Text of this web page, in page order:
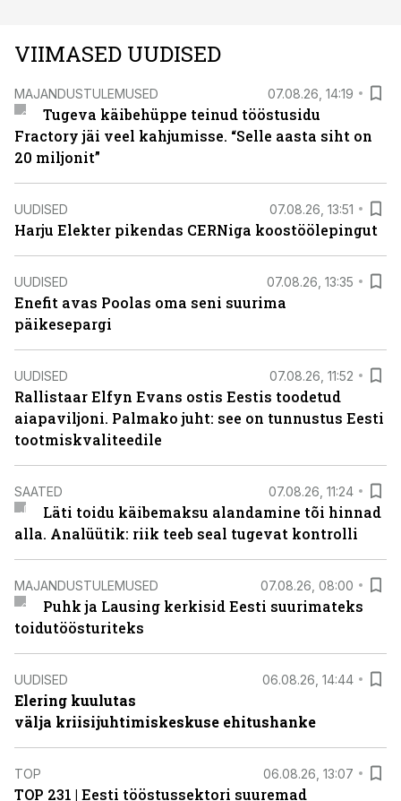
VIIMASED UUDISED
MAJANDUSTULEMUSED 07.08.26, 14:19
Tugeva käibehüppe teinud tööstusidu
Fractory jäi veel kahjumisse. “Selle aasta siht on
20 miljonit”
UUDISED 07.08.26, 13:51
Harju Elekter pikendas CERNiga koostöölepingut
UUDISED 07.08.26, 13:35
Enefit avas Poolas oma seni suurima
päikesepargi
UUDISED 07.08.26, 11:52
Rallistaar Elfyn Evans ostis Eestis toodetud
aiapaviljoni. Palmako juht: see on tunnustus Eesti
tootmiskvaliteedile
SAATED 07.08.26, 11:24
Läti toidu käibemaksu alandamine tõi hinnad
alla. Analüütik: riik teeb seal tugevat kontrolli
MAJANDUSTULEMUSED 07.08.26, 08:00
Puhk ja Lausing kerkisid Eesti suurimateks
toidutöösturiteks
UUDISED 06.08.26, 14:44
Elering kuulutas
välja kriisijuhtimiskeskuse ehitushanke
TOP 06.08.26, 13:07
TOP 231 | Eesti tööstussektori suuremad